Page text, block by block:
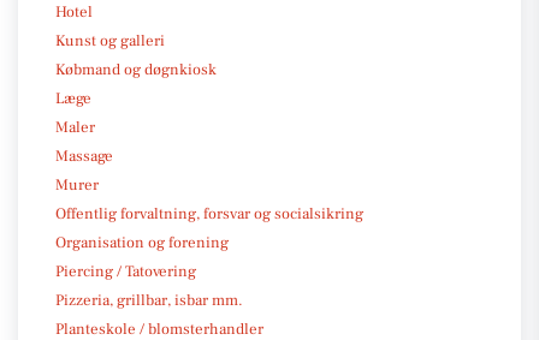
Hotel
Kunst og galleri
Købmand og døgnkiosk
Læge
Maler
Massage
Murer
Offentlig forvaltning, forsvar og socialsikring
Organisation og forening
Piercing / Tatovering
Pizzeria, grillbar, isbar mm.
Planteskole / blomsterhandler